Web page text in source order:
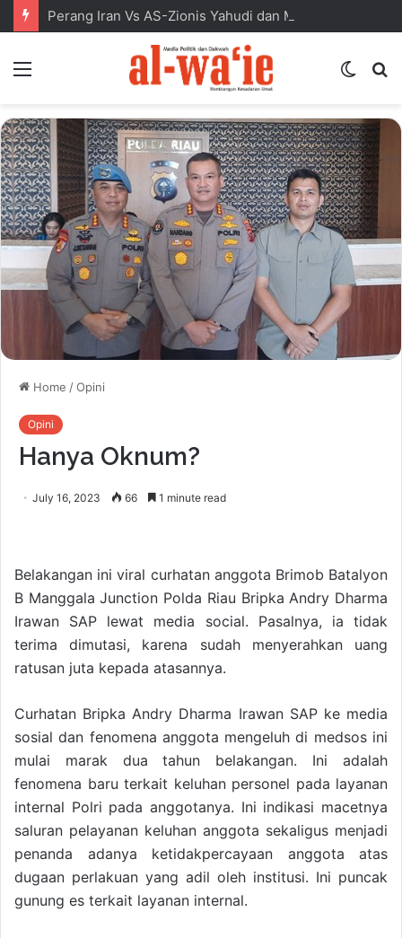
Switch
Home /Opini
Opini
Hanya Oknum?
July 16, 2023 66 1 minute read
Belakangan ini viral curhatan anggota Brimob Batalyon
B Manggala Junction Polda Riau Bripka Andry Dharma
Irawan SAP lewat media social. Pasalnya, ia tidak
terima dimutasi, karena sudah menyerahkan uang
ratusan juta kepada atasannya.
Curhatan Bripka Andry Dharma Irawan SAP ke media
sosial dan fenomena anggota mengeluh di medsos ini
mulai marak dua tahun belakangan. Ini adalah
fenomena baru terkait keluhan personel pada layanan
internal Polri pada anggotanya. Ini indikasi macetnya
saluran pelayanan keluhan anggota sekaligus menjadi
penanda adanya ketidakpercayaan anggota atas
dugaan perlakuan yang adil oleh institusi. Ini puncak
gunung es terkait layanan internal.